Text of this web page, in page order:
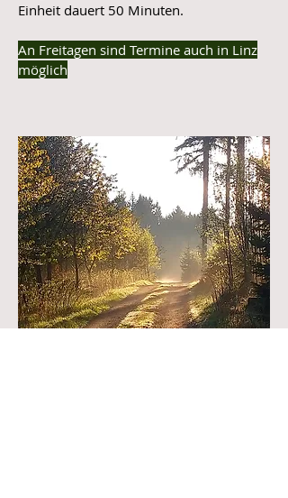
Einheit dauert 50 Minuten.
An Freitagen sind Termine auch in Linz
möglich